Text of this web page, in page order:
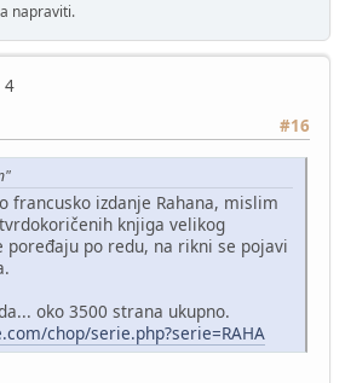
napraviti.
4
#16
francusko izdanje Rahana, mislim
knjiga velikog
poređaju po redu, na rikni se pojavi
oko 3500 strana ukupno.
chop/serie.php?serie=RAHA